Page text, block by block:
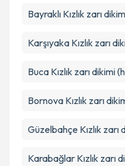
Takvim
Bayraklı Kızlık zarı
Karşıyaka Kızlık zarı
Buca Kızlık zarı dikimi
Bornova Kızlık zarı
Güzelbahçe Kızlık
Karabağlar Kızlık zarı